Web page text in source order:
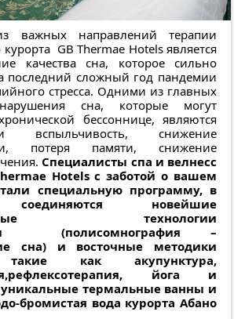
важных направлений терапии
курорта GB Thermae Hotels является
качества сна, которое сильно
последний сложный год пандемии
стресса. Одними из главных
сна, которые могут
бессоннице, являются
вспыльчивость, снижение
потеря памяти, снижение
Специалисты спа и велнесс
Hotels с заботой о вашем
специальную программу, в
новейшие
технологии
(полисомнография –
сна) и восточные методики
как акупунктура,
йога и
термальные ванны и
бромистая вода курорта Абано